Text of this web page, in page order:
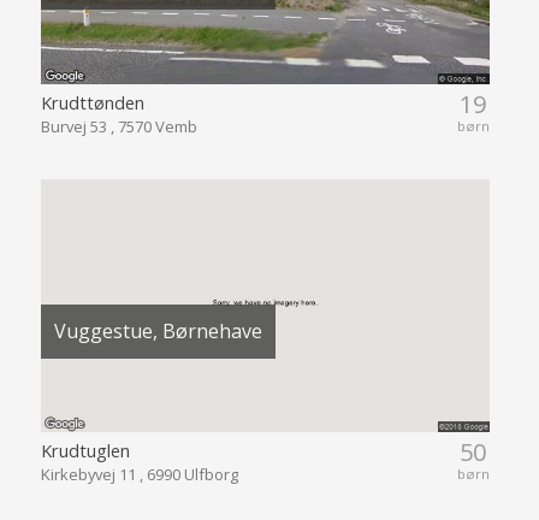
19
børn
Krudttønden
Burvej 53 , 7570 Vemb
Vuggestue, Børnehave
50
børn
Krudtuglen
Kirkebyvej 11 , 6990 Ulfborg